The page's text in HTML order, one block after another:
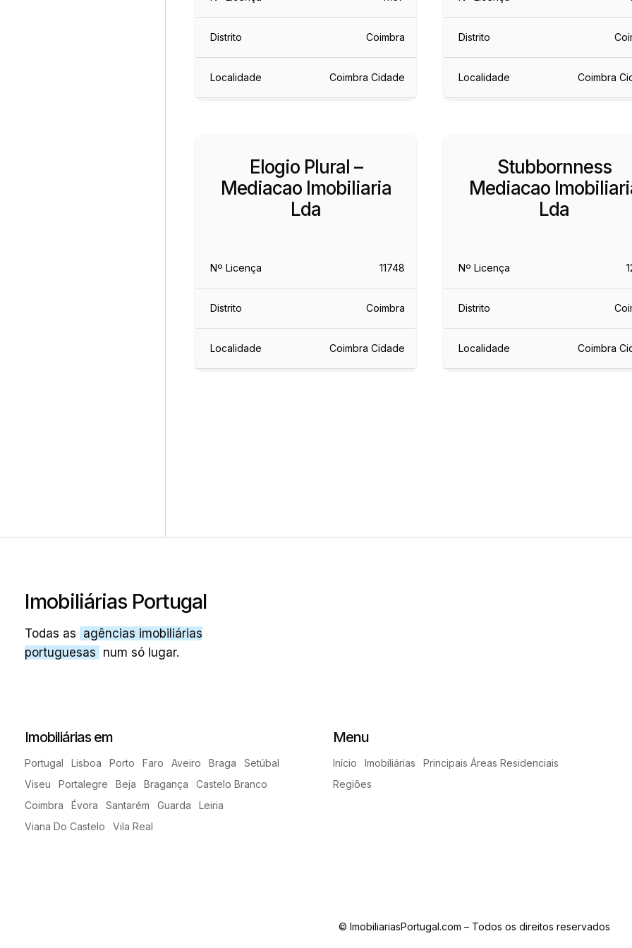
Distrito Coimbra
Localidade Coimbra Cidade
Distrito
Localidade Coimbra
Elogio Plural –
Mediacao Imobiliaria
Lda
Nº Licença 11748
Distrito Coimbra
Localidade Coimbra Cidade
Stubbornness
Mediacao
Lda
Nº Licença
Distrito
Localidade Coimbra
Imobiliárias Portugal
Todas as agências imobiliárias
portuguesas num só lugar.
Imobiliárias em
Portugal Lisboa Porto Faro Aveiro Braga
Setúbal
Viseu
Portalegre Beja Bragança
Castelo Branco
Coimbra
Évora Santarém Guarda
Leiria
Viana Do Castelo
Vila Real
Menu
Início Imobiliárias
Principais Áreas Residenciais
Regiões
© ImobiliariasPortugal.com – Todos os direitos reservados